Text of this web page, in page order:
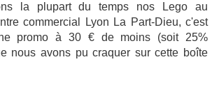
la plupart du temps nos Lego au
commercial Lyon La Part-Dieu, c'est
promo à 30 € de moins (soit 25%
nous avons pu craquer sur cette boîte